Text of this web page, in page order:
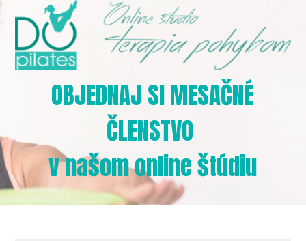
OBJEDNAJ SI MESAČNÉ
ČLENSTVO
v našom online štúdiu